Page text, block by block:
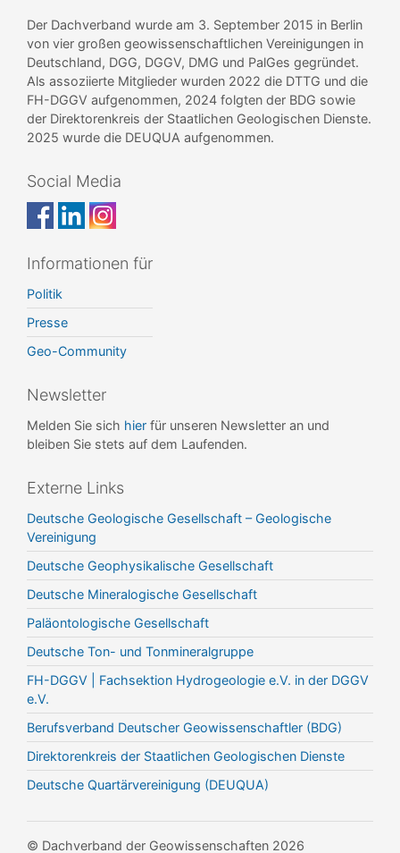
Der Dachverband wurde am 3. September 2015 in Berlin
von vier großen geowissenschaftlichen Vereinigungen in
Deutschland, DGG, DGGV, DMG und PalGes gegründet.
Als assoziierte Mitglieder wurden 2022 die DTTG und die
FH-DGGV aufgenommen, 2024 folgten der BDG sowie
der Direktorenkreis der Staatlichen Geologischen Dienste.
2025 wurde die DEUQUA aufgenommen.
Social Media
Informationen für
Politik
Presse
Geo-Community
Newsletter
Melden Sie sich hier für unseren Newsletter an und
bleiben Sie stets auf dem Laufenden.
Externe Links
Deutsche Geologische Gesellschaft – Geologische
Vereinigung
Deutsche Geophysikalische Gesellschaft
Deutsche Mineralogische Gesellschaft
Paläontologische Gesellschaft
Deutsche Ton- und Tonmineralgruppe
FH-DGGV | Fachsektion Hydrogeologie e.V. in der DGGV
e.V.
Berufsverband Deutscher Geowissenschaftler (BDG)
Direktorenkreis der Staatlichen Geologischen Dienste
Deutsche Quartärvereinigung (DEUQUA)
© Dachverband der Geowissenschaften 2026